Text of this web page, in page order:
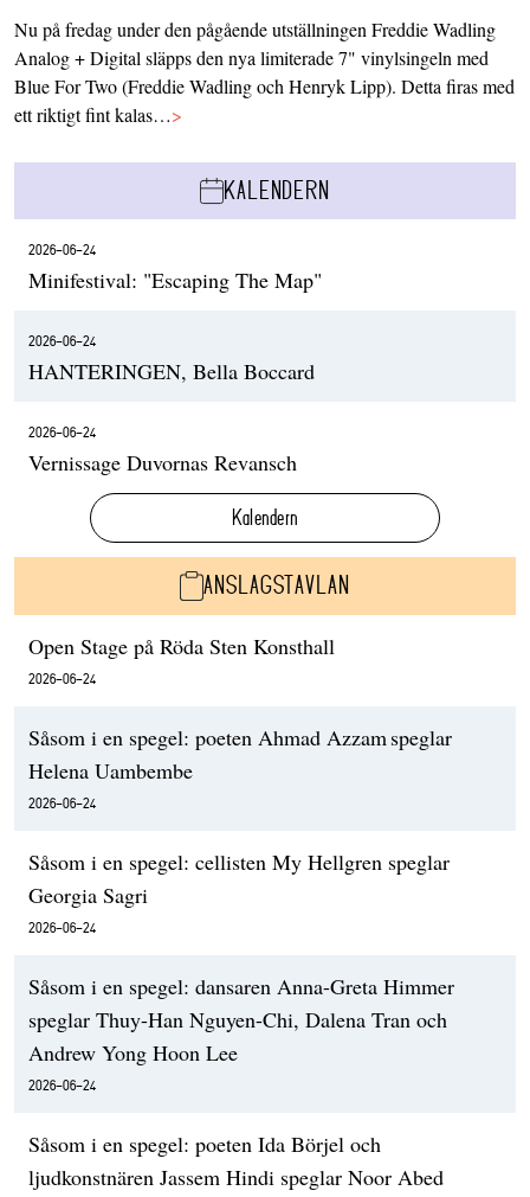
Nu på fredag under den pågående utställningen Freddie Wadling
Analog + Digital släpps den nya limiterade 7" vinylsingeln med
Blue For Two (Freddie Wadling och Henryk Lipp). Detta firas med
ett riktigt fint kalas…>
KALENDERN
2026-06-24
Minifestival: "Escaping The Map"
2026-06-24
HANTERINGEN, Bella Boccard
2026-06-24
Vernissage Duvornas Revansch
Kalendern
ANSLAGSTAVLAN
Open Stage på Röda Sten Konsthall
2026-06-24
Såsom i en spegel: poeten Ahmad Azzam speglar
Helena Uambembe
2026-06-24
Såsom i en spegel: cellisten My Hellgren speglar
Georgia Sagri
2026-06-24
Såsom i en spegel: dansaren Anna-Greta Himmer
speglar Thuy-Han Nguyen-Chi, Dalena Tran och
Andrew Yong Hoon Lee
2026-06-24
Såsom i en spegel: poeten Ida Börjel och
ljudkonstnären Jassem Hindi speglar Noor Abed